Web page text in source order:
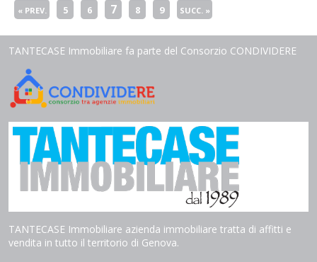
« PREV. 5 6 7 8 9 SUCC. »
TANTECASE Immobiliare fa parte del Consorzio CONDIVIDERE
TANTECASE Immobiliare azienda immobiliare tratta di affitti e
vendita in tutto il territorio di Genova.